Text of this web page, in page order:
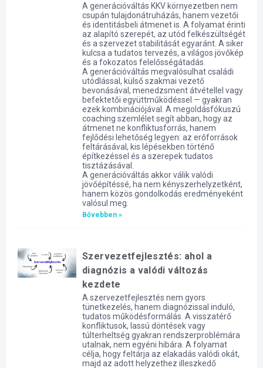
A generációváltás KKV környezetben nem
csupán tulajdonátruházás, hanem vezetői
és identitásbeli átmenet is. A folyamat érinti
az alapító szerepét, az utód felkészültségét
és a szervezet stabilitását egyaránt. A siker
kulcsa a tudatos tervezés, a világos jövőkép
és a fokozatos felelősségátadás.
A generációváltás megvalósulhat családi
utódlással, külső szakmai vezető
bevonásával, menedzsment átvétellel vagy
befektetői együttműködéssel — gyakran
ezek kombinációjával. A megoldásfókuszú
coaching szemlélet segít abban, hogy az
átmenet ne konfliktusforrás, hanem
fejlődési lehetőség legyen: az erőforrások
feltárásával, kis lépésekben történő
építkezéssel és a szerepek tudatos
tisztázásával.
A generációváltás akkor válik valódi
jövőépítéssé, ha nem kényszerhelyzetként,
hanem közös gondolkodás eredményeként
valósul meg.
Bővebben »
Szervezetfejlesztés: ahol a
diagnózis a valódi változás
kezdete
A szervezetfejlesztés nem gyors
tünetkezelés, hanem diagnózissal induló,
tudatos működésformálás. A visszatérő
konfliktusok, lassú döntések vagy
túlterheltség gyakran rendszerproblémára
utalnak, nem egyéni hibára. A folyamat
célja, hogy feltárja az elakadás valódi okát,
majd az adott helyzethez illeszkedő